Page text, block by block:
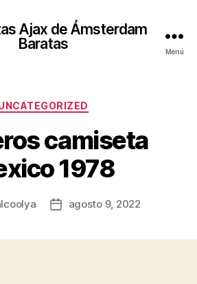
Ajax de Ámsterdam
Baratas
Menú
Categorías
camiseta
1978
Fechaagosto 9, 2022